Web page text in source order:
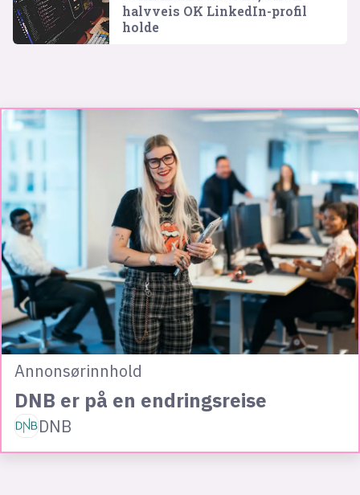
halvveis OK LinkedIn-profil
holde
Annonsørinnhold
DNB er på en endringsreise
DNB